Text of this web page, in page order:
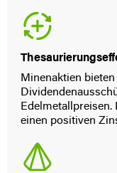
Minen­aktien
einen positiven